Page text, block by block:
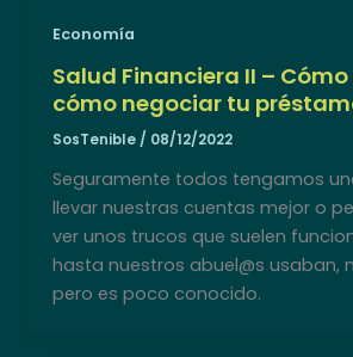
Economía
Salud Financiera II –
cómo negociar tu
SosTenible / 08/12/2022
Seguramente todos tengamos
llevar nuestras cuentas mejor o
ver unos trucos que suelen
hasta nuestros abuel@s usaban,
pero es poco conocido.